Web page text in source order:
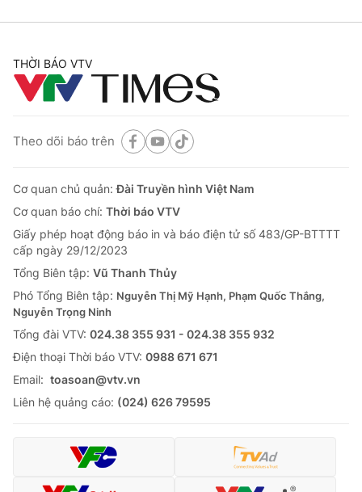
THỜI BÁO VTV
Theo dõi báo trên
Cơ quan chủ quản:Đài Truyền hình Việt Nam
Cơ quan báo chí: Thời báo VTV
Giấy phép hoạt động báo in và báo điện tử số 483/GP-BTTTT
cấp ngày 29/12/2023
Tổng Biên tập: Vũ Thanh Thủy
Phó Tổng Biên tập: Nguyễn Thị Mỹ Hạnh, Phạm Quốc Thắng,
Nguyễn Trọng Ninh
Tổng đài VTV: 024.38 355 931 - 024.38 355 932
Ðiện thoại Thời báo VTV: 0988 671 671
Email: toasoan@vtv.vn
Liên hệ quảng cáo: (024) 626 79595